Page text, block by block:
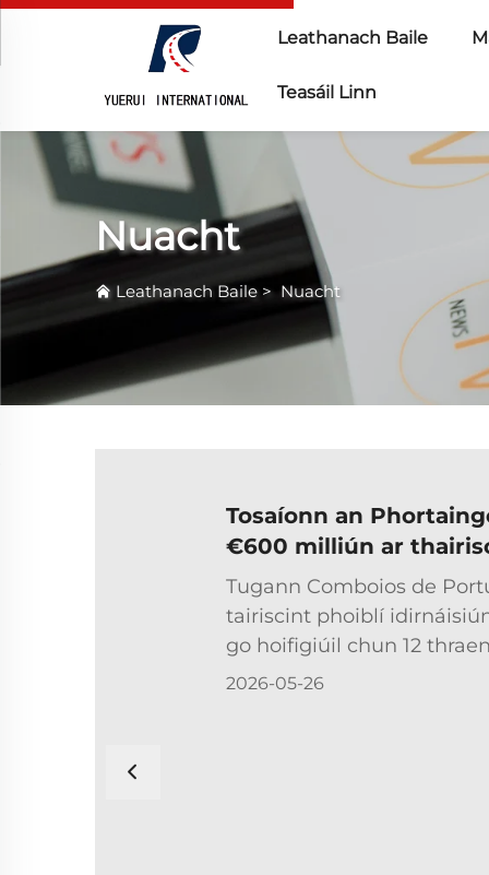
Leathanach Baile
Teasáil Linn
Nuacht
Leathanach Baile > Nuacht
Tosaíonn an
€600 milliún ar
thraenacha ar shpeidh
Tugann Comboios de
tairiscint phoiblí
go hoifigiúil chun 12
cheannach, leis an
2026-05-26